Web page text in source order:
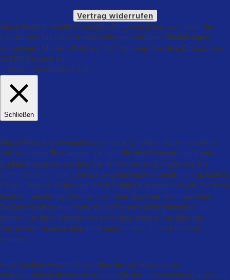
Vertrag widerrufen
Diese Website benützt Cookies. Wir gehen davon aus, dass Sie
zustimmen, Sie können jedoch Ihre persönlichen Einstellungen
vornehmen. Mit dem Klick auf "OK" stimmen Sie dem Einsatz von
ALLEN Cookies zu.
Cookie Einstellungen
OK
Schließen
Diese Website verwendet so genannte Cookies. Dabei handelt es
sich um kleine Textdateien, die mit Hilfe des Browsers auf Ihrem
Endgerät abgelegt werden. Sie richten keinen Schaden an. Wir
nutzen Cookies dazu, um das Angebot nutzerfreundlich zu gestalten.
Einige Cookies bleiben auf Ihrem Endgerät gespeichert, bis Sie diese
löschen. Sie ermöglichen es uns, Ihren Browser beim nächsten
Besuch wiederzuerkennen. Wenn Sie dies nicht wünschen, so
können Sie Ihren Browser so einrichten, dass er Sie über das
Setzen von Cookies informiert und Sie dies nur im Einzelfall
erlauben.
Falls Cookies verwendet werden, die zur Analyse von
Nutzerverhalten dienen, so können Sie deren Verwendung ablehnen,